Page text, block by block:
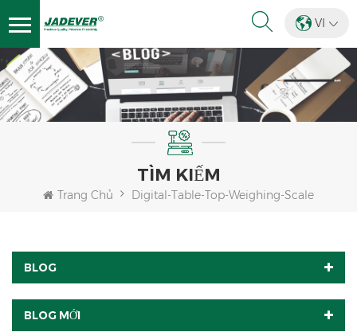
VI
TÌM KIẾM
Trang Chủ Digital-Table-Top-Weighing-Scale
BLOG
BLOG MỚI